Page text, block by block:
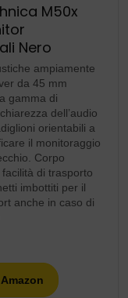
M50x
Nero
ampiamente
da 45 mm
gamma di
dell’audio
orientabili a
il monitoraggio
Corpo
di trasporto
imbottiti per il
anche in caso di